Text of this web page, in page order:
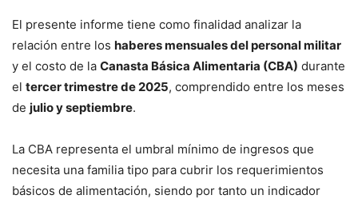
El presente informe tiene como finalidad analizar la
relación entre los haberes mensuales del personal militar
y el costo de la Canasta Básica Alimentaria (CBA) durante
el tercer trimestre de 2025, comprendido entre los meses
de julio y septiembre.
La CBA representa el umbral mínimo de ingresos que
necesita una familia tipo para cubrir los requerimientos
básicos de alimentación, siendo por tanto un indicador